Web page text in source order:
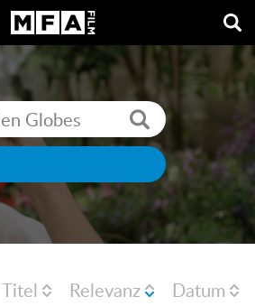
Titel Relevanz Datum